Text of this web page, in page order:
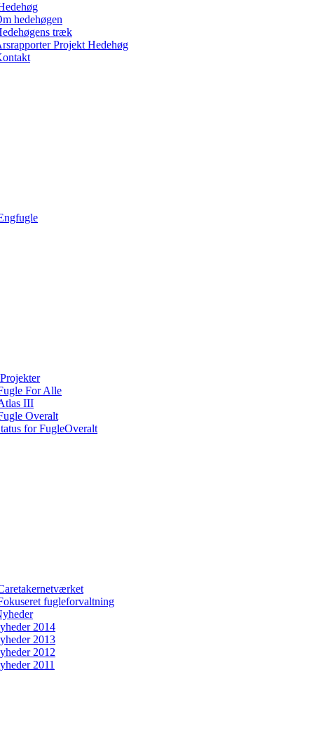
hedehøgen
træk
Projekt Hedehøg
Projekter
For Alle
III
Overalt
for FugleOveralt
fugleforvaltning
2014
2013
2012
2011